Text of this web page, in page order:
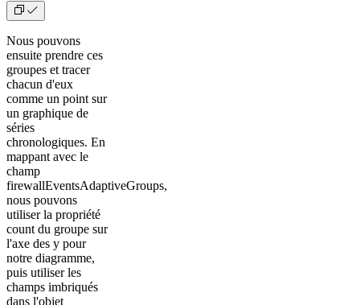
Nous pouvons
ensuite prendre ces
groupes et tracer
chacun d'eux
comme un point sur
un graphique de
séries
chronologiques. En
mappant avec le
champ
firewallEventsAdaptiveGroups,
nous pouvons
utiliser la propriété
count du groupe sur
l'axe des y pour
notre diagramme,
puis utiliser les
champs imbriqués
dans l'objet